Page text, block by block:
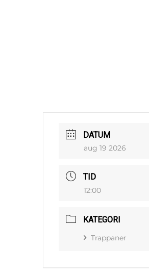
DATUM
aug 19 2026
TID
12:00
KATEGORI
Trappaner